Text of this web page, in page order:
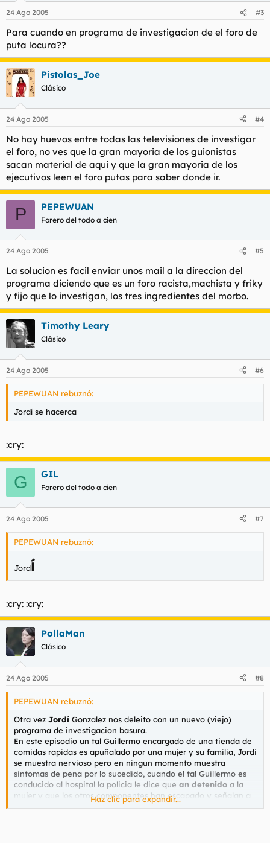
24 Ago 2005 #3
Para cuando en programa de investigacion de el foro de
puta locura??
Pistolas_Joe
Clásico
24 Ago 2005 #4
No hay huevos entre todas las televisiones de investigar
el foro, no ves que la gran mayoria de los guionistas
sacan material de aqui y que la gran mayoria de los
ejecutivos leen el foro putas para saber donde ir.
P PEPEWUAN
Forero del todo a cien
24 Ago 2005 #5
La solucion es facil enviar unos mail a la direccion del
programa diciendo que es un foro racista,machista y friky
y fijo que lo investigan, los tres ingredientes del morbo.
Timothy Leary
Clásico
24 Ago 2005 #6
PEPEWUAN rebuznó:
Jordí se hacerca
:cry:
G GIL
Forero del todo a cien
24 Ago 2005 #7
PEPEWUAN rebuznó:
Jordí
:cry: :cry:
PollaMan
Clásico
24 Ago 2005 #8
PEPEWUAN rebuznó:
Otra vez Jordí Gonzalez nos deleito con un nuevo (viejo)
programa de investigacion basura.
En este episodio un tal Guillermo encargado de una tienda de
comidas rapidas es apuñalado por una mujer y su familia, Jordi
se muestra nervioso pero en ningun momento muestra
sintomas de pena por lo sucedido, cuando el tal Guillermo es
conducido al hospital la policia le dice que an detenido a la
mujer y que los otros componentes han escapado y señalan a
otra mujer que dicen que es la madre de la detenida,Jordí se
Haz clic para expandir...